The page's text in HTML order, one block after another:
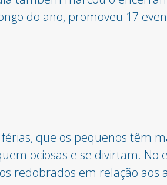
do ano, promoveu 17
que os pequenos têm
ociosas e se divirtam. No
redobrados em relação aos